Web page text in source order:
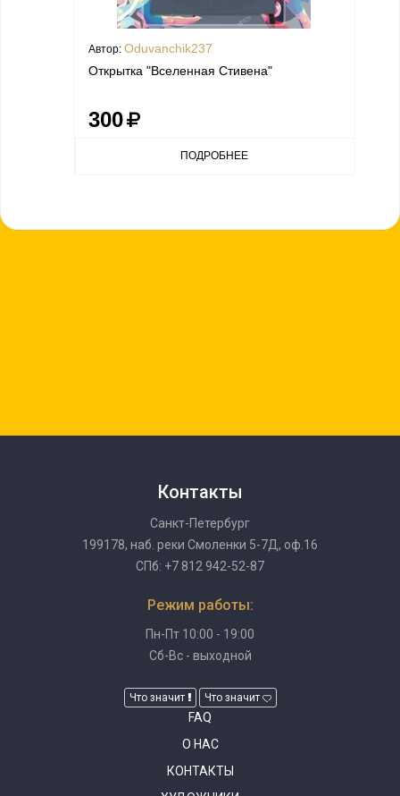
Автор: Oduvanchik237
Открытка "Вселенная Стивена"
300
ПОДРОБНЕЕ
Контакты
Санкт-Петербург
199178, наб. реки Смоленки 5-7Д, оф.16
СПб: +7 812 942-52-87
Режим работы:
Пн-Пт 10:00 - 19:00
Сб-Вс - выходной
Что значит Что значит
FAQ
О НАС
КОНТАКТЫ